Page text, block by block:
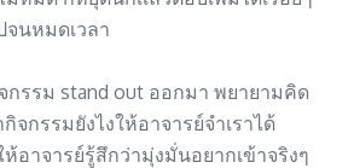
จนหมดเวลา
กรรม stand out ออกมา พยายามคิด
จกรรมยังไงให้อาจารย์จำเราได้
อาจารย์รู้สึกว่ามุ่งมั่นอยากเข้าจริงๆ